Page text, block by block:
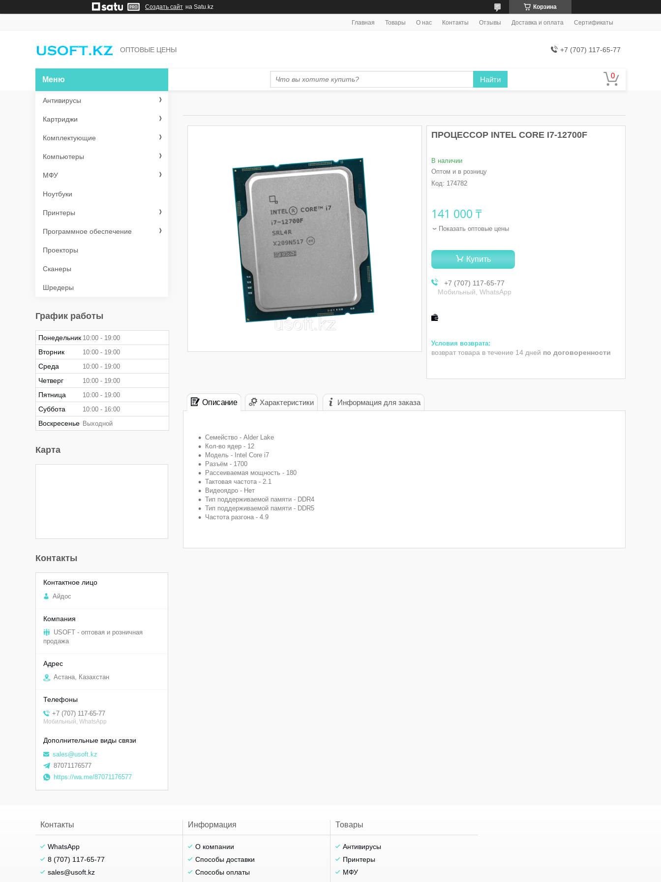
Создать сайт на Satu.kz Корзина
Главная Товары О нас Контакты Отзывы Доставка и оплата Сертификаты
ОПТОВЫЕ ЦЕНЫ +7 (707) 117-65-77
Найти
ПРОЦЕССОР INTEL СORE I7-12700F
В наличии
Оптом и в розницу
Код: 174782
141 000 ₸
Показать оптовые цены
Купить
+7 (707) 117-65-77
Мобильный, WhatsApp
возврат товара в течение 14 дней по договоренности
Описание Характеристики Информация для заказа
Семейство - Alder Lake
Кол-во ядер - 12
Модель - Intel Core i7
Разъём - 1700
Рассеиваемая мощность - 180
Тактовая частота - 2.1
Видеоядро - Нет
Тип поддерживаемой памяти - DDR4
Тип поддерживаемой памяти - DDR5
Частота разгона - 4.9
Антивирусы
Картриджи
Комплектующие
Компьютеры
МФУ
Ноутбуки
Принтеры
Программное обеспечение
Проекторы
Сканеры
Шредеры
График работы
Понедельник 10:00 19:00
Вторник 10:00 19:00
Среда 10:00 19:00
Четверг 10:00 19:00
Пятница 10:00 19:00
Суббота 10:00 16:00
Воскресенье Выходной
Карта
Контакты
Aйдоc
USOFT - оптовая и розничная
продажа
Астана, Казахстан
+7 (707) 117-65-77
Мобильный, WhatsApp
sales@usoft.kz
87071176577
https://wa.me/87071176577
Контакты
WhatsApp
8 (707) 117-65-77
sales@usoft.kz
Информация
О компании
Способы доставки
Способы оплаты
Товары
Антивирусы
Принтеры
МФУ